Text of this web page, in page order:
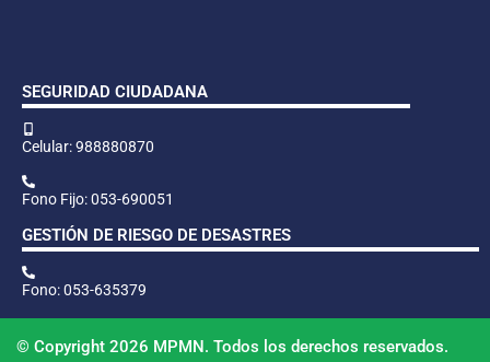
SEGURIDAD CIUDADANA
Celular: 988880870
Fono Fijo: 053-690051
GESTIÓN DE RIESGO DE DESASTRES
Fono: 053-635379
© Copyright 2026 MPMN. Todos los derechos reservados.